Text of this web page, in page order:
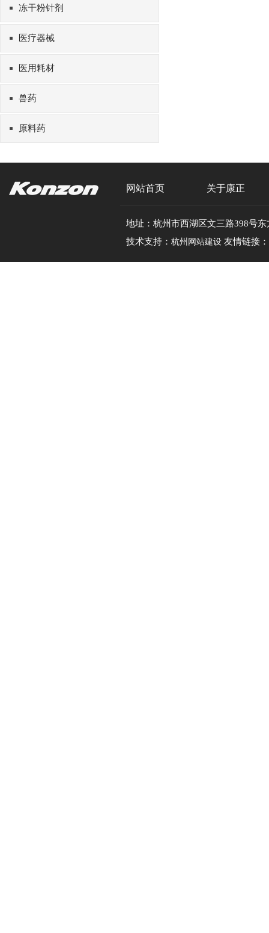
冻干粉针剂
医疗器械
医用耗材
兽药
原料药
网站首页 关于康正
地址：杭州市西湖区文三路398号
技术支持： 杭州网站建设 友情链接：